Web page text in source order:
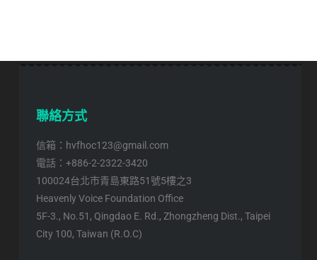
聯絡方式
信箱：hvfhoc123@gmail.com
電話：+886-2-2322-3420
100024台北市青島東路51號5樓之3
Heavenly Voice Foundation Office
5F-3., No.51, Qingdao E. Rd., Zhongzheng Dist., Taipei
City 100, Taiwan (R.O.C)